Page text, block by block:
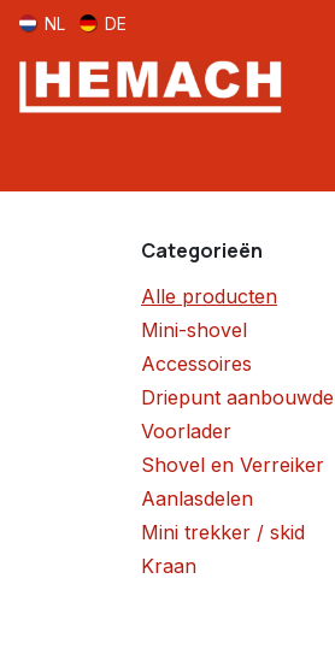
Overslaan naar inhoud
NL DE
Categorieën
Alle producten
Mini-shovel
Accessoires
Driepunt
Voorlader
Shovel en Verreiker
Aanlasdelen
Mini trekker / skid
Kraan